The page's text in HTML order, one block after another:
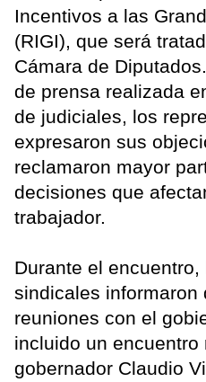
Incentivos a las
(RIGI), que será
Cámara de
de prensa realizada
de judiciales, los
expresaron sus
reclamaron mayor
decisiones que
trabajador.
Durante el
sindicales informaron
reuniones con el
incluido un encuentro
gobernador Claudio